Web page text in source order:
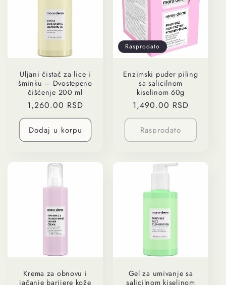
Uljani čistač za lice i
šminku – Dvostepeno
čišćenje 200 ml
Regularna
cena
1,260.00 RSD
Dodaj u korpu
Rasprodato
Enzimski puder piling
sa salicilnom
kiselinom 60g
Regularna
cena
1,490.00 RSD
Rasprodato
Krema za obnovu i
jačanje barijere kože
Gel za umivanje sa
salicilnom kiselinom